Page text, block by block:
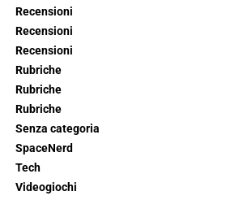
Recensioni
Recensioni
Recensioni
Rubriche
Rubriche
Rubriche
Senza categoria
SpaceNerd
Tech
Videogiochi